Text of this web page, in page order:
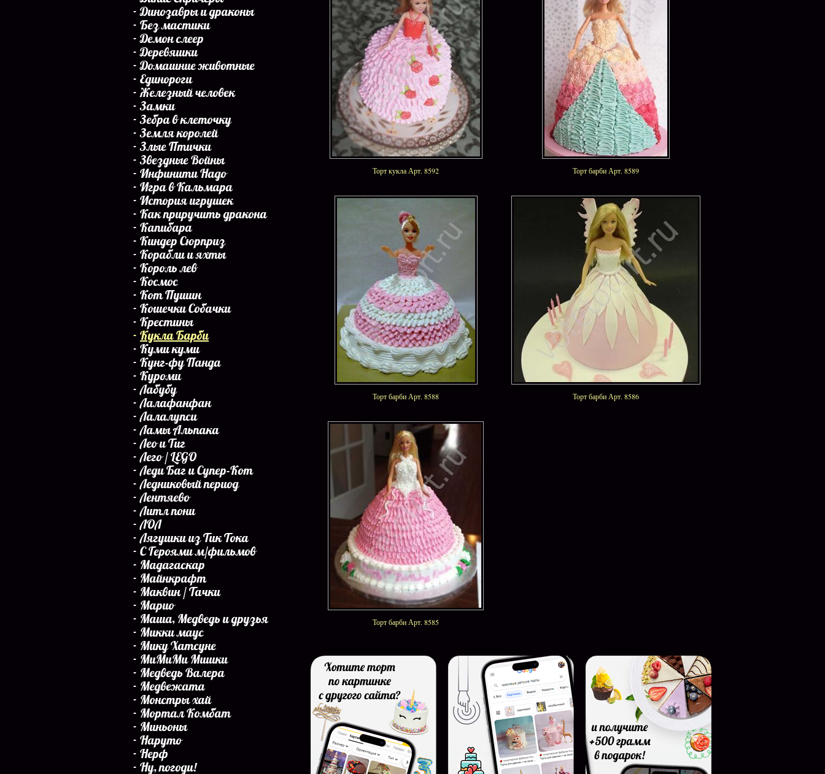
Динозавры и драконы
Без мастики
Демон слеер
Деревяшки
Домашние животные
Единороги
Железный человек
Замки
Зебра в клеточку
Земля королей
Злые Птички
Звездные Войны
Инфинити Надо
Игра в Кальмара
История игрушек
Как приручить дракона
Капибара
Киндер Сюрприз
Корабли и яхты
Король лев
Космос
Кот Пушин
Кошечки Собачки
Крестины
Кукла Барби
Куми куми
Кунг-фу Панда
Куроми
Лабубу
Лалафанфан
Лалалупси
Ламы Альпака
Лео и Тиг
Лего / LEGO
Леди Баг и Супер-Кот
Ледниковый период
Лентяево
Литл пони
ЛОЛ
Лягушки из Тик Тока
С Героями м/фильмов
Мадагаскар
Майнкрафт
Маквин / Тачки
Марио
Маша, Медведь и друзья
Микки маус
Мику Хатсуне
МиМиМи Мишки
Медведь Валера
Медвежата
Монстры хай
Мортал Комбат
Миньоны
Наруто
Нерф
Ну, погоди!
Торт кукла Арт. 8592 Торт барби Арт. 8589
Торт барби Арт. 8588 Торт барби Арт. 8586
Торт барби Арт. 8585